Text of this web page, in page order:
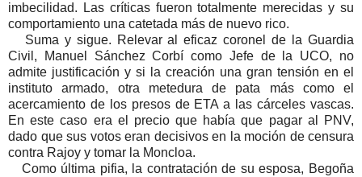
imbecilidad. Las críticas fueron totalmente merecidas y su
comportamiento una catetada más de nuevo rico.
Suma y sigue. Relevar al eficaz coronel de la Guardia
Civil, Manuel Sánchez Corbí como Jefe de la UCO, no
admite justificación y si la creación una gran tensión en el
instituto armado, otra metedura de pata más como el
acercamiento de los presos de ETA a las cárceles vascas.
En este caso era el precio que había que pagar al PNV,
dado que sus votos eran decisivos en la moción de censura
contra Rajoy y tomar la Moncloa.
Como última pifia, la contratación de su esposa, Begoña